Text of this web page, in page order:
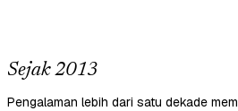
Sejak 2013
Pengalaman lebih dari satu dekade